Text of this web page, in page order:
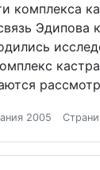
комплекса
Эдипова
2005